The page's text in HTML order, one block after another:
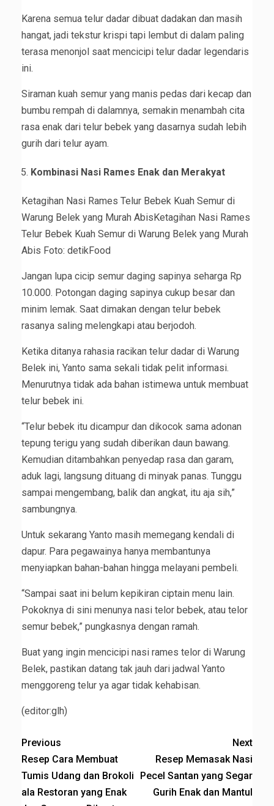
Karena semua telur dadar dibuat dadakan dan masih
hangat, jadi tekstur krispi tapi lembut di dalam paling
terasa menonjol saat mencicipi telur dadar legendaris
ini.
Siraman kuah semur yang manis pedas dari kecap dan
bumbu rempah di dalamnya, semakin menambah cita
rasa enak dari telur bebek yang dasarnya sudah lebih
gurih dari telur ayam.
Kombinasi Nasi Rames Enak dan Merakyat
Ketagihan Nasi Rames Telur Bebek Kuah Semur di
Warung Belek yang Murah AbisKetagihan Nasi Rames
Telur Bebek Kuah Semur di Warung Belek yang Murah
Abis Foto: detikFood
Jangan lupa cicip semur daging sapinya seharga Rp
10.000. Potongan daging sapinya cukup besar dan
minim lemak. Saat dimakan dengan telur bebek
rasanya saling melengkapi atau berjodoh.
Ketika ditanya rahasia racikan telur dadar di Warung
Belek ini, Yanto sama sekali tidak pelit informasi.
Menurutnya tidak ada bahan istimewa untuk membuat
telur bebek ini.
“Telur bebek itu dicampur dan dikocok sama adonan
tepung terigu yang sudah diberikan daun bawang.
Kemudian ditambahkan penyedap rasa dan garam,
aduk lagi, langsung dituang di minyak panas. Tunggu
sampai mengembang, balik dan angkat, itu aja sih,”
sambungnya.
Untuk sekarang Yanto masih memegang kendali di
dapur. Para pegawainya hanya membantunya
menyiapkan bahan-bahan hingga melayani pembeli.
“Sampai saat ini belum kepikiran ciptain menu lain.
Pokoknya di sini menunya nasi telor bebek, atau telor
semur bebek,” pungkasnya dengan ramah.
Buat yang ingin mencicipi nasi rames telor di Warung
Belek, pastikan datang tak jauh dari jadwal Yanto
menggoreng telur ya agar tidak kehabisan.
(editor:glh)
Previous
Resep Cara Membuat
Tumis Udang dan Brokoli
ala Restoran yang Enak
Next
Resep Memasak Nasi
Pecel Santan yang Segar
Gurih Enak dan Mantul